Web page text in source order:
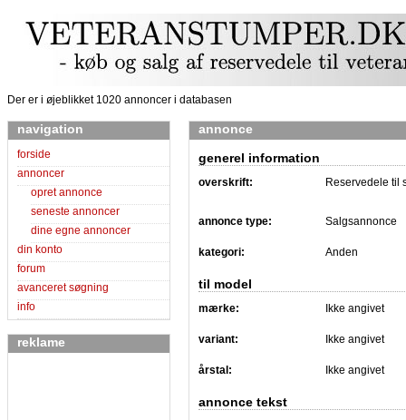
Der er i øjeblikket 1020 annoncer i databasen
navigation
forside
annoncer
opret annonce
seneste annoncer
dine egne annoncer
din konto
forum
avanceret søgning
info
reklame
annonce
generel information
overskrift: Reservedele til
annonce type: Salgsannonce
kategori: Anden
til model
mærke: Ikke angivet
variant: Ikke angivet
årstal: Ikke angivet
annonce tekst